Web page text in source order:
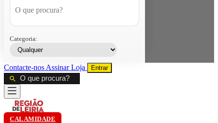
Categoria:
Contacte-nos AssinarLoja Entrar
CALAMIDADE